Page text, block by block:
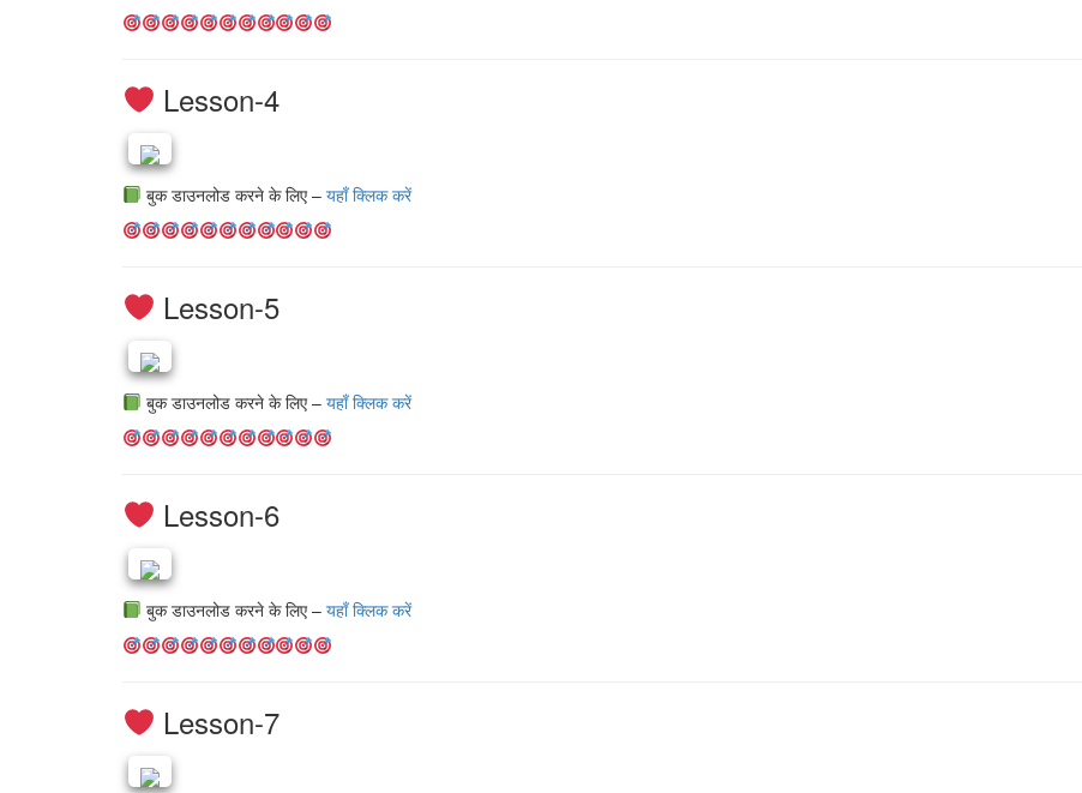
Lesson-4
बुक डाउनलोड करने के लिए – यहाँ क्लिक करें
Lesson-5
बुक डाउनलोड करने के लिए – यहाँ क्लिक करें
Lesson-6
बुक डाउनलोड करने के लिए – यहाँ क्लिक करें
Lesson-7